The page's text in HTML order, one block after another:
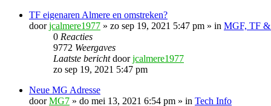
TF eigenaren Almere en omstreken?
doorjcalmere1977 » zo sep 19, 2021 5:47 pm » in MGF, TF
0 Reacties
9772 Weergaves
Laatste berichtdoorjcalmere1977
zo sep 19, 2021 5:47 pm
Neue MG Adresse
doorMG7 » do mei 13, 2021 6:54 pm » in Tech Info